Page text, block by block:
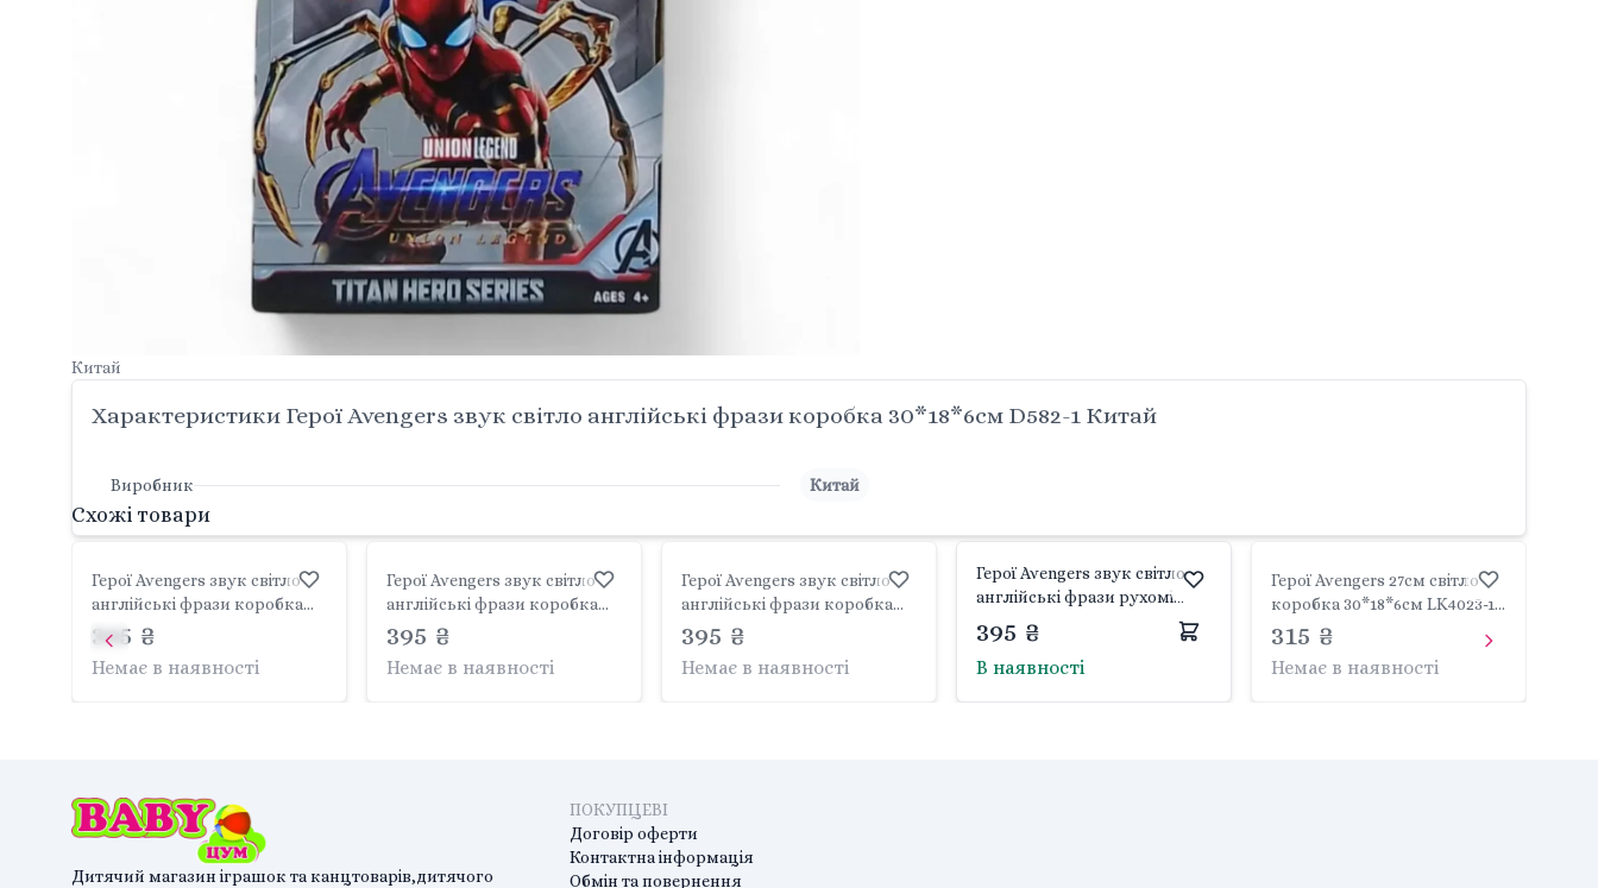
Китай
Характеристики Герої Avengers звук світло англійські фрази коробка 30*18*6см D582-1 Китай
Виробник Китай
Схожі товари
Герої Avengers звук світло
англійські фрази коробка
30*18*6см D596-12 Китай
395 ₴
Немає в наявності
Герої Avengers звук світло
англійські фрази коробка
30*18*6см D596-9 Китай
395 ₴
Немає в наявності
Герої Avengers звук світло
англійські фрази коробка
30*18*6см D596-5 Китай
395 ₴
Немає в наявності
Герої Avengers звук світло
англійські фрази рухомі
частини коробка 30*18*6см
D596-3 Китай
395 ₴
В наявності
Герої Avengers 27см світло
коробка 30*18*6см LK4023-1
Китай
315 ₴
Немає в наявності
Дитячий магазин іграшок та канцтоварів,дитячого
ПОКУПЦЕВІ
Договір оферти
Контактна інформація
Обмін та повернення